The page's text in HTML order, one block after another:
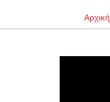
Αρχική